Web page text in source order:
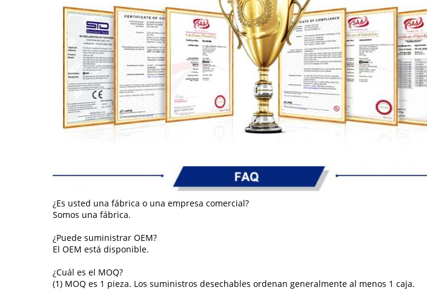
¿Es usted una fábrica o una empresa comercial?
Somos una fábrica.
¿Puede suministrar OEM?
El OEM está disponible.
¿Cuál es el MOQ?
(1) MOQ es 1 pieza. Los suministros desechables ordenan generalmente al menos 1 caja.